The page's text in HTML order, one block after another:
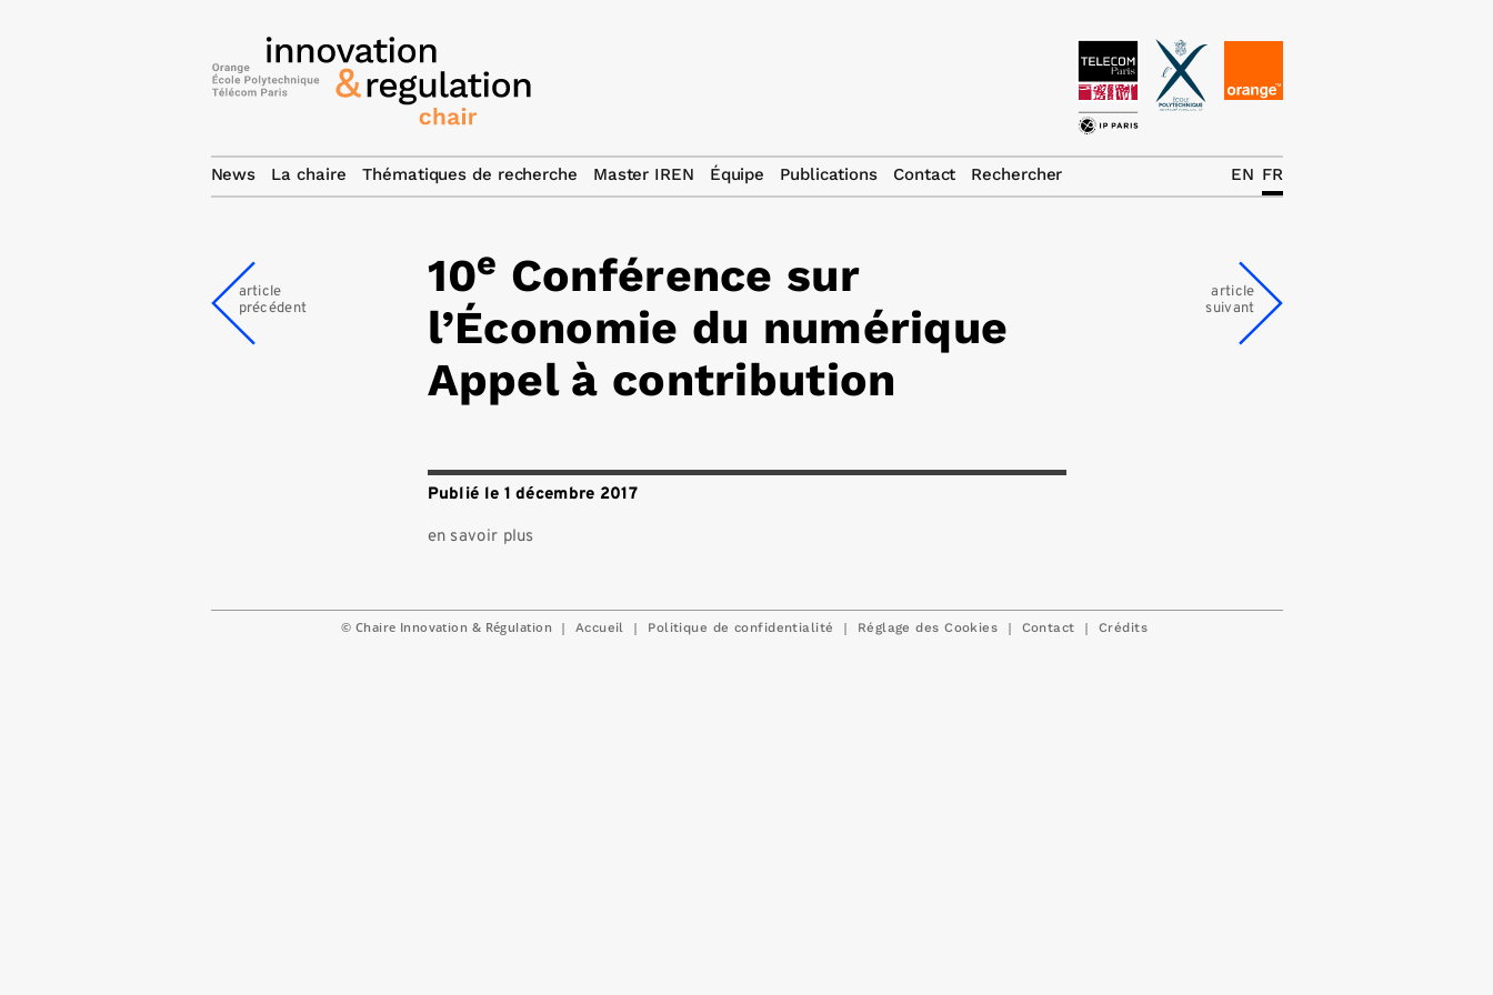
10e Conférence sur
l’Économie du numérique
Appel à contribution
Publié le 1 décembre 2017
en savoir plus
article
précédent
article
suivant
© Chaire Innovation & Régulation | Accueil | Politique de confidentialité | Réglage des Cookies | Contact | Crédits
News La chaire Thématiques de recherche Master IREN Équipe Publications Contact Rechercher FR
EN
News